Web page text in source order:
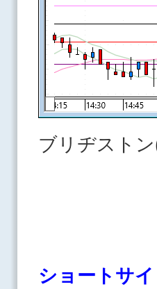
ブリヂスト
ショートサイ